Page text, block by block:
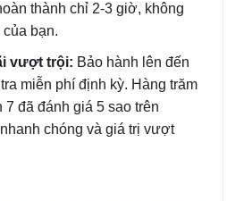
thành chỉ 2-3 giờ, không
bạn.
vượt trội: Bảo hành lên đến
miễn phí định kỳ. Hàng trăm
7 đã đánh giá 5 sao trên
chóng và giá trị vượt